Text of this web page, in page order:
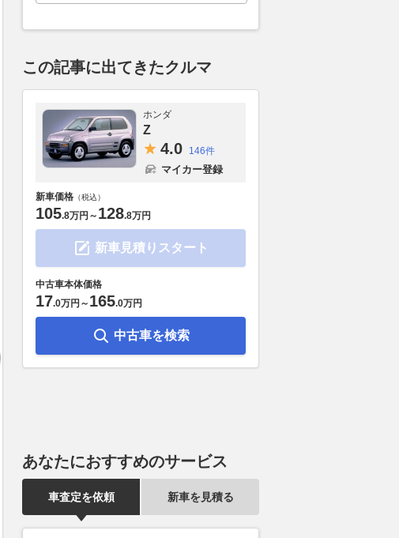
PHEVは燃費11%向上・EV航続
94km
レスポンス
ガマックス・トレイルマスタ
ー」発売
2026.08.05 レスポンス
この記事に出てきたクルマ
ホンダ
Z
4.0 146件
マイカー登録
新車価格 （税込）
105.8万円 ～ 128.8万円
新車見積りスタート
中古車本体価格
17.0万円 ～ 165.0万円
中古車を検索
あなたにおすすめのサービス
車査定を依頼 新車を見積る